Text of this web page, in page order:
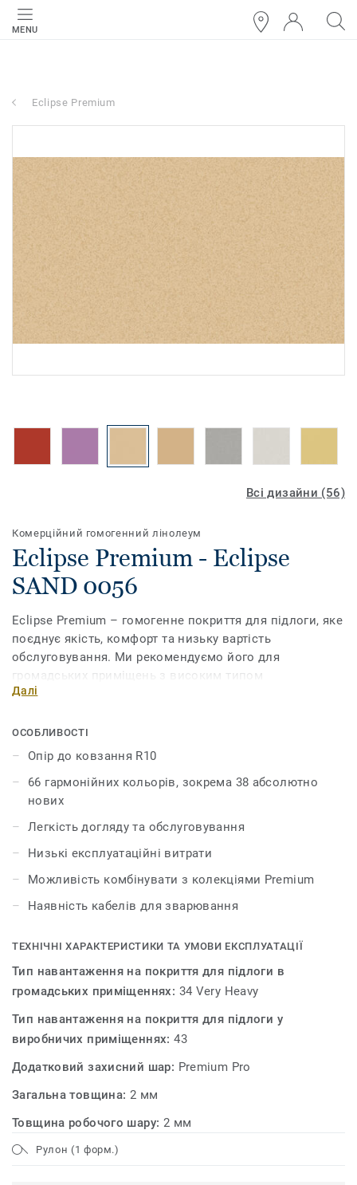
MENU
Eclipse Premium
Всі дизайни (56)
Комерційний гомогенний лінолеум
Eclipse Premium - Eclipse
SAND 0056
Eclipse Premium – гомогенне покриття для підлоги, яке
поєднує якість, комфорт та низьку вартість
обслуговування. Ми рекомендуємо його для
громадських приміщень з високим типом
навантаження на підлогу, зокрема для навчальних та
підсилює міцність покриття і полегшує догляд за ним.
Колекція Eclipse Premium нараховує 66 кольорів і
легко поєднується з іншими продуктами та
аксесуарами групи Premium.
Далі
ОСОБЛИВОСТІ
Опір до ковзання R10
66 гармонійних кольорів, зокрема 38 абсолютно
нових
Легкість догляду та обслуговування
Низькі експлуатаційні витрати
Можливість комбінувати з колекціями Premium
Наявність кабелів для зварювання
ТЕХНІЧНІ ХАРАКТЕРИСТИКИ ТА УМОВИ ЕКСПЛУАТАЦІЇ
Тип навантаження на покриття для підлоги в
громадських приміщеннях: 34 Very Heavy
Тип навантаження на покриття для підлоги у
виробничих приміщеннях:43
Додатковий захисний шар: Premium Pro
Загальна товщина: 2 мм
Товщина робочого шару: 2 мм
Рулон (1 форм.)